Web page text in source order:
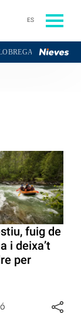
ES
31,8° SANTA
fuig de
i deixa’t
per